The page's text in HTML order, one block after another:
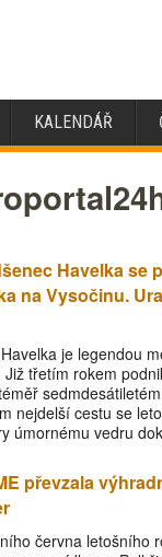
KALENDÁŘ
Havelka se
na Vysočinu.
je legendou
třetím rokem
nejdelší cestu se
úmornému vedru
převzala
června letošního